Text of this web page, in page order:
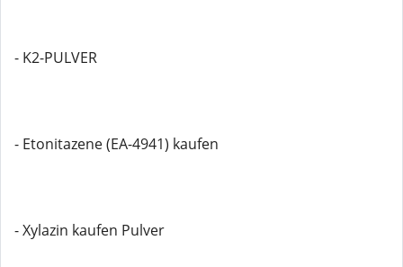
- K2-PULVER
- Etonitazene (EA-4941) kaufen
- Xylazin kaufen Pulver